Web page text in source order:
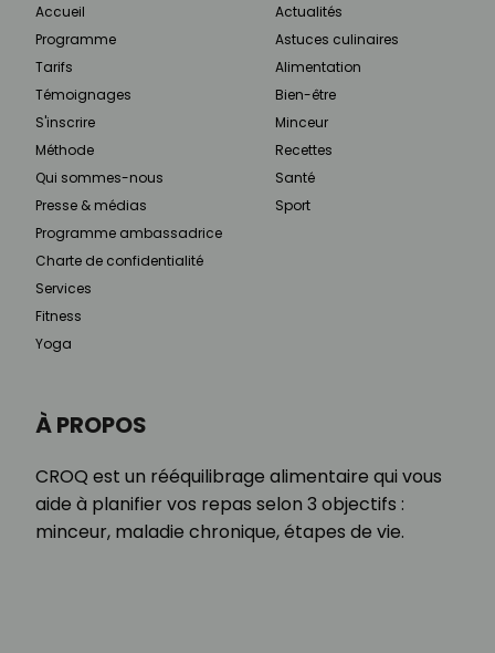
À PROPOS
CROQ est un rééquilibrage alimentaire qui vous
aide à planifier vos repas selon 3 objectifs :
minceur, maladie chronique, étapes de vie.
Accueil
Programme
Tarifs
Témoignages
S'inscrire
Méthode
Qui sommes-nous
Presse & médias
Programme ambassadrice
Charte de confidentialité
Services
Fitness
Yoga
Actualités
Astuces culinaires
Alimentation
Bien-être
Minceur
Recettes
Santé
Sport